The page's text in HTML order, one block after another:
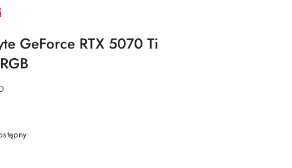
GeForce RTX 5070 Ti